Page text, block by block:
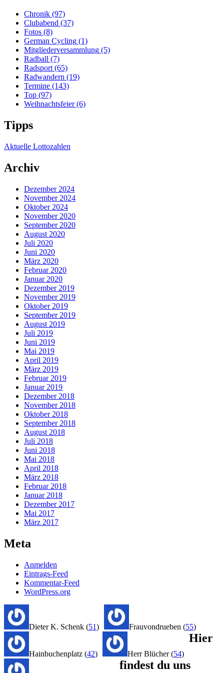
Chronik (97)
Clubabend (37)
Fotos (8)
German Cycling (1)
Mitgliederversammlung (5)
Radball (7)
Radsport (65)
Radwandern (19)
Termine (143)
Top (97)
Weihnachtsfeier(6)
Tipps
Aktuelle Lottozahlen
Archiv
Dezember 2024
November 2024
Oktober 2024
November 2020
September 2020
August 2020
Juli 2020
Juni 2020
März 2020
Februar 2020
Januar 2020
Dezember 2019
November 2019
Oktober 2019
September 2019
August 2019
Juli 2019
Juni 2019
Mai 2019
April 2019
März 2019
Februar 2019
Januar 2019
Dezember 2018
November 2018
Oktober 2018
September 2018
August 2018
Juli 2018
Juni 2018
Mai 2018
April 2018
März 2018
Februar 2018
Januar 2018
Dezember 2017
Mai 2017
März 2017
Meta
Anmelden
Eintrags-Feed
Kommentar-Feed
WordPress.org
Dieter K. Schenk (51) Frauvondrueben (55)
Hainbuchenplatz (42) Herr Blücher(54)
Hier
findest du uns